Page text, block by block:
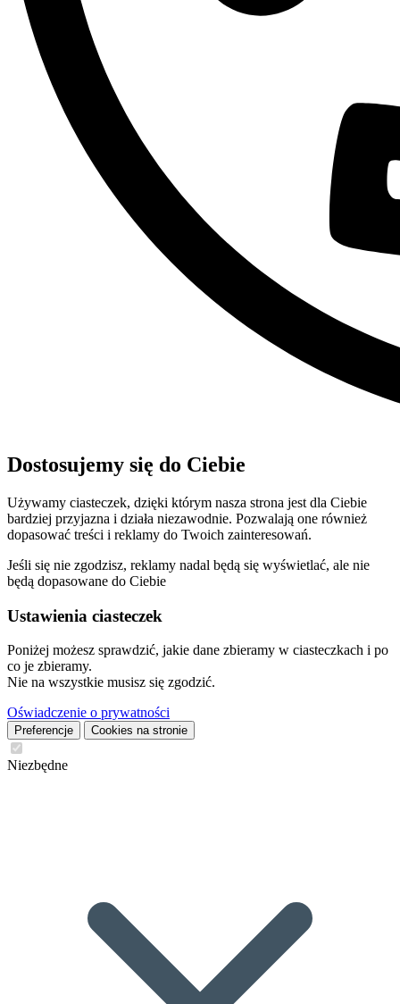
Dostosujemy się do Ciebie
Używamy ciasteczek, dzięki którym nasza strona jest dla Ciebie
bardziej przyjazna i działa niezawodnie. Pozwalają one również
dopasować treści i reklamy do Twoich zainteresowań.
Jeśli się nie zgodzisz, reklamy nadal będą się wyświetlać, ale nie
będą dopasowane do Ciebie
Ustawienia ciasteczek
Poniżej możesz sprawdzić, jakie dane zbieramy w ciasteczkach i po
co je zbieramy.
Nie na wszystkie musisz się zgodzić.
Oświadczenie o prywatności
Preferencje Cookies na stronie
Niezbędne